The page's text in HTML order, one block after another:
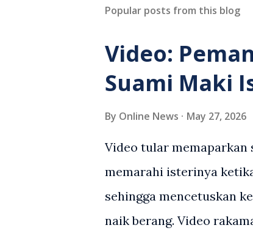
Popular posts from this blog
Video:
Suami Maki
By Online News May 27, 2026
Video tular memaparkan
memarahi isterinya
sehingga mencetuskan
naik berang. Video